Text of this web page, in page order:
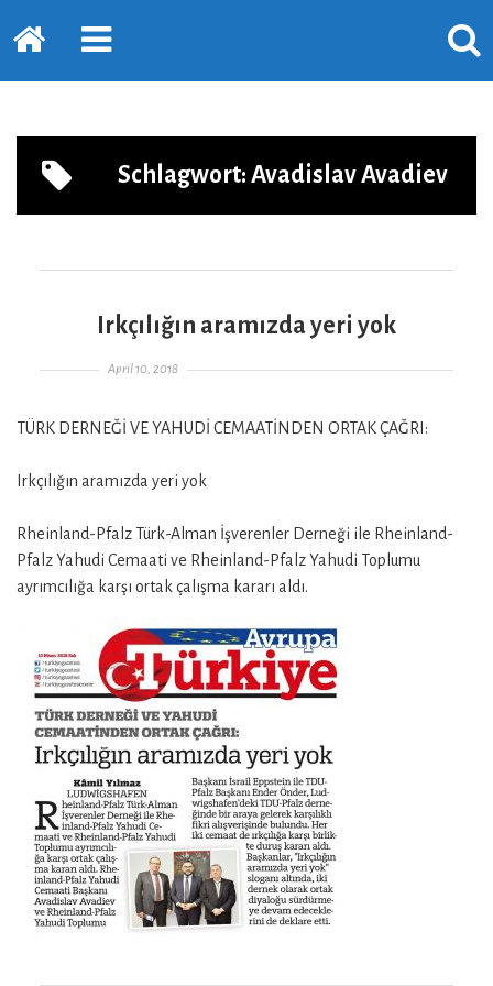
Startseite
PRIMÄRE
ERWEITERN
Schlagwort: Avadislav Avadiev
Irkçılığın aramızda yeri yok
Gepostet am
April 10, 2018
TÜRK DERNEĞİ VE YAHUDİ CEMAATİNDEN ORTAK ÇAĞRI:
Irkçılığın aramızda yeri yok
Rheinland-Pfalz Türk-Alman İşverenler Derneği ile Rheinland-
Pfalz Yahudi Cemaati ve Rheinland-Pfalz Yahudi Toplumu
ayrımcılığa karşı ortak çalışma kararı aldı.